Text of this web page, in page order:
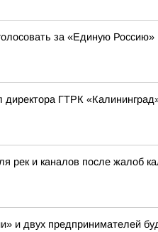
за «Единую Россию»
директора ГТРК
рек и каналов после жалоб
и двух предпринимателей